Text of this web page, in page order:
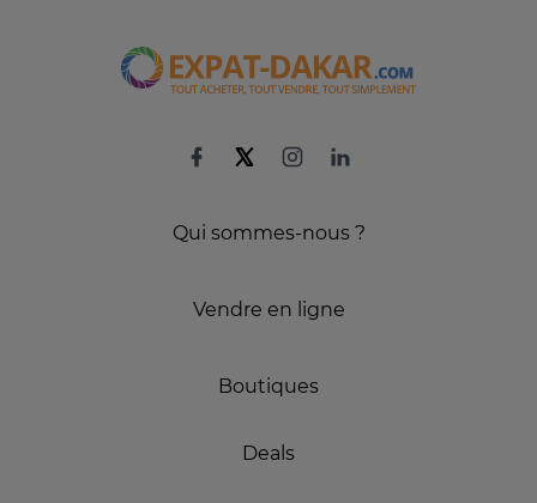
Qui sommes-nous ?
Vendre en ligne
Boutiques
Deals